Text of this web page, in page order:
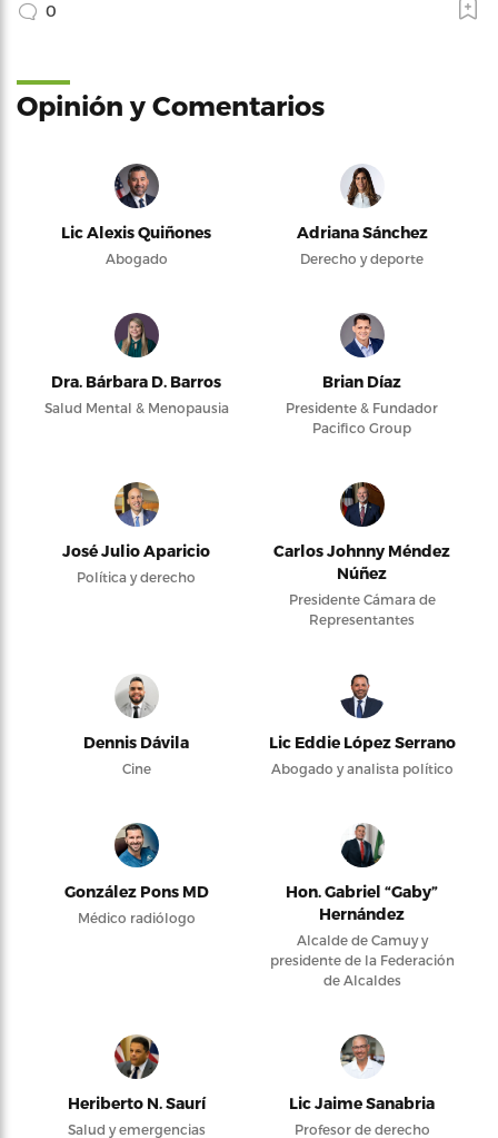
0
Opinión y Comentarios
Lic Alexis Quiñones
Abogado
Adriana Sánchez
Derecho y deporte
Dra. Bárbara D. Barros
Salud Mental & Menopausia
Brian Díaz
Presidente & Fundador
Pacifico Group
José Julio Aparicio
Política y derecho
Carlos Johnny Méndez
Núñez
Presidente Cámara de
Representantes
Dennis Dávila
Cine
Lic Eddie López Serrano
Abogado y analista político
González Pons MD
Médico radiólogo
Hon. Gabriel “Gaby”
Hernández
Alcalde de Camuy y
presidente de la Federación
de Alcaldes
Heriberto N. Saurí
Salud y emergencias
Lic Jaime Sanabria
Profesor de derecho